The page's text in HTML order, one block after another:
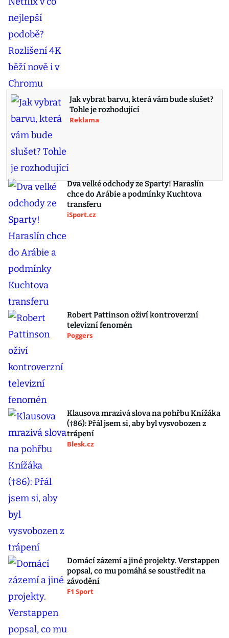
Jak vybrat barvu, která vám bude slušet?
Tohle je rozhodující
Reklama
Dva velké odchody ze Sparty! Haraslín
chce do Arábie a podmínky Kuchtova
transferu
iSport.cz
Robert Pattinson oživí kontroverzní
televizní fenomén
Poggers
Klausova mrazivá slova na pohřbu Knížáka
(†86): Přál jsem si, aby byl vysvobozen z
trápení
Blesk.cz
Domácí zázemí a jiné projekty. Verstappen
popsal, co mu pomáhá se soustředit na
závodění
F1 Sport